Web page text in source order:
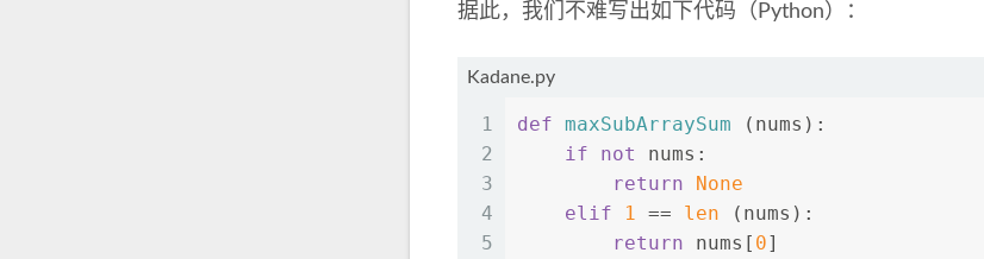
据此，我们不难写出如下代码（Python）：
Kadane.py
1
2
3
4
5
def maxSubArraySum (nums):
if
not
nums:
return
None
elif
1 == len (nums):
return nums[ 0]